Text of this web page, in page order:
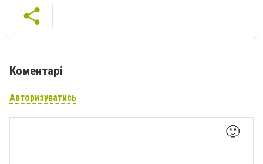
Коментарі
Авторизуватись
🙂